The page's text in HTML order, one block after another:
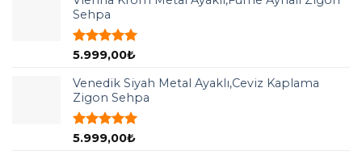
Sehpa
5 üzerinden
aldı
5.999,00₺
Venedik Siyah Metal Ayaklı,Ceviz Kaplama
Zigon Sehpa
5 üzerinden
5.999,00₺